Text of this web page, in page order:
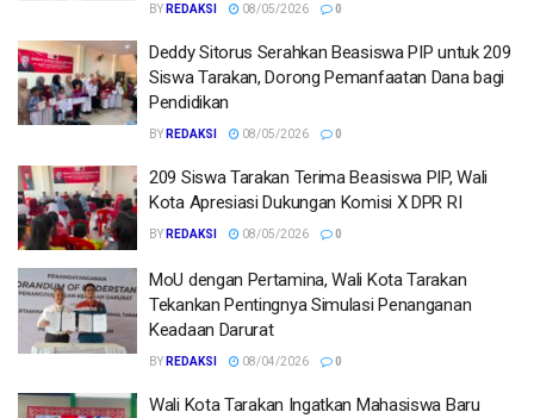
BY REDAKSI 08/05/2026 0
Deddy Sitorus Serahkan Beasiswa PIP untuk 209
Siswa Tarakan, Dorong Pemanfaatan Dana bagi
Pendidikan
BY REDAKSI 08/05/2026 0
209 Siswa Tarakan Terima Beasiswa PIP, Wali
Kota Apresiasi Dukungan Komisi X DPR RI
BY REDAKSI 08/05/2026 0
MoU dengan Pertamina, Wali Kota Tarakan
Tekankan Pentingnya Simulasi Penanganan
Keadaan Darurat
BY REDAKSI 08/04/2026 0
Wali Kota Tarakan Ingatkan Mahasiswa Baru